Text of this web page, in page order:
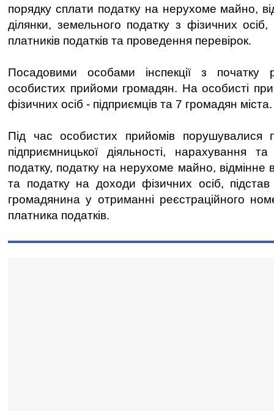
порядку сплати податку на нерухоме майно,
ділянки, земельного податку з фізичних осіб,
платників податків та проведення перевірок.
Посадовими особами інспекції з початку
особистих прийоми громадян. На особисті
фізичних осіб - підприємців та 7 громадян міста.
Під час особистих прийомів порушувалися
підприємницької діяльності, нарахування
податку, податку на нерухоме майно, відмінне
та податку на доходи фізичних осіб,
громадянина у отриманні реєстраційного
платника податків.